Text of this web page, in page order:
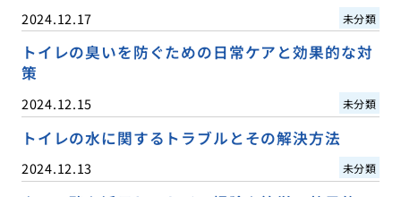
2024.12.17 未分類
トイレの臭いを防ぐための日常ケアと効果的な対
策
2024.12.15 未分類
トイレの水に関するトラブルとその解決方法
2024.12.13 未分類